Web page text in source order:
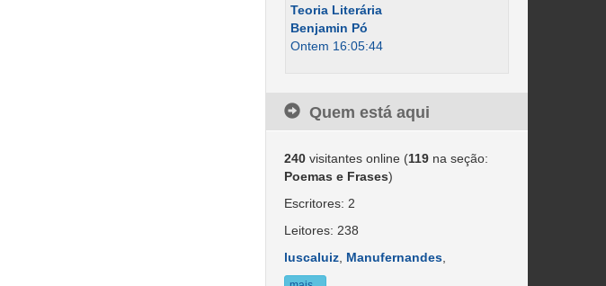
Teoria Literária
Benjamin Pó
Ontem 16:05:44
Quem está aqui
240visitantes online (119na seção:
Poemas e Frases)
Escritores: 2
Leitores: 238
luscaluiz, Manufernandes,